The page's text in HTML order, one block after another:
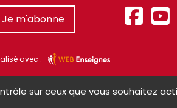
Je m'abonne
avec :
sur ceux que vous souhaitez